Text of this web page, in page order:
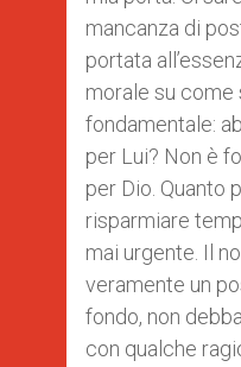
mancanza di
portata
morale su come
fondamentale:
per Lui? Non è
per Dio. Quanto
risparmiare
mai urgente. Il
veramente un
fondo, non
con qualche